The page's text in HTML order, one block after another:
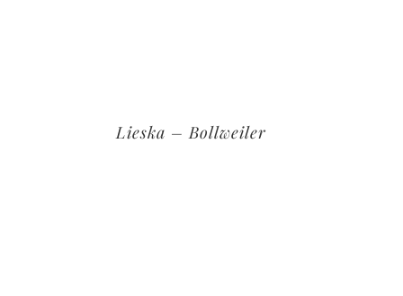
Lieska – Bollweiler